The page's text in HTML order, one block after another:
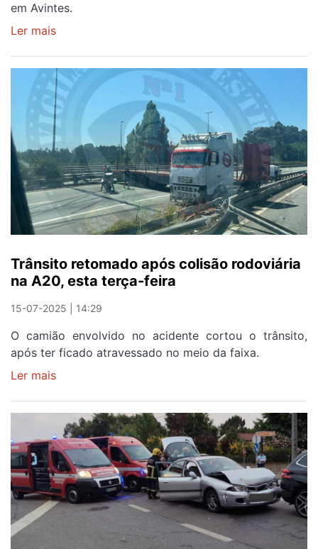
em Avintes.
Ler mais
festa
a
partir
de
sexta-
feira
Trânsito retomado após colisão rodoviária
na A20, esta terça-feira
15-07-2025 | 14:29
O camião envolvido no acidente cortou o trânsito,
após ter ficado atravessado no meio da faixa.
Ler mais
após
colisão
rodoviária
na
A20,
esta